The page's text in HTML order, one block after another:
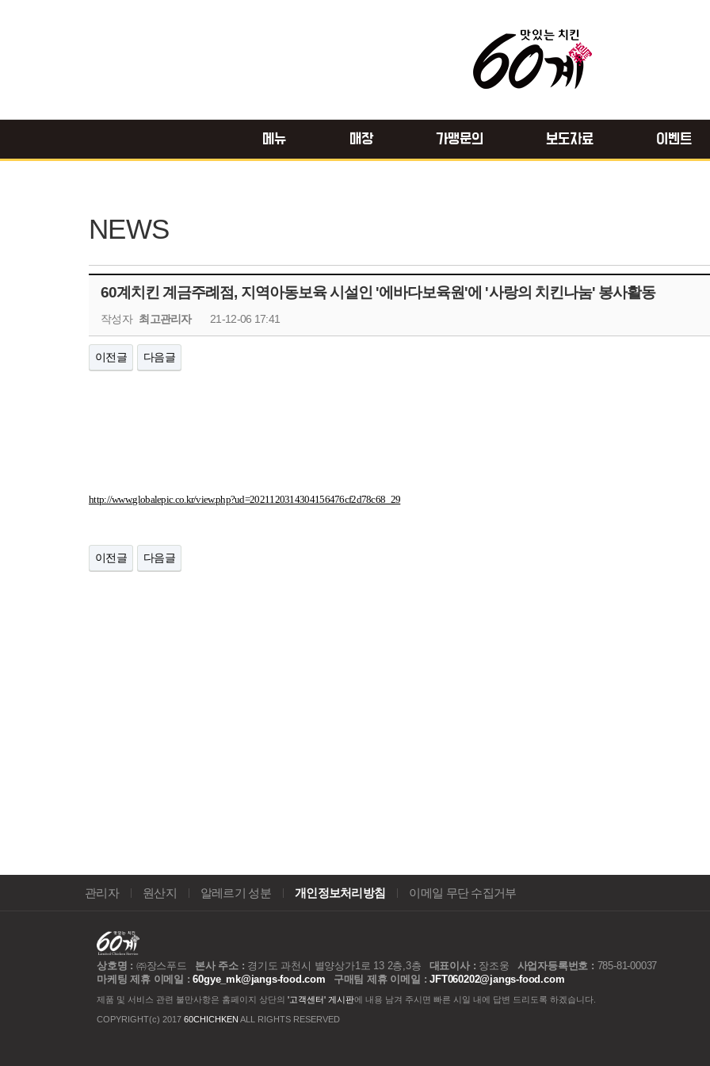
메뉴 매장 가맹문의 보도자료 이벤트
NEWS
60계치킨 계금주례점, 지역아동보육 시설인 '에바다보육원'에 '사랑의 치킨나눔' 봉사활동
작성자 최고관리자 21-12-06 17:41
이전글 다음글
http://www.globalepic.co.kr/view.php?ud=2021120314304156476cf2d78c68_29
이전글 다음글
관리자 원산지 알레르기 성분 개인정보처리방침 이메일 무단 수집거부
상호명 : ㈜장스푸드 본사 주소 : 경기도 과천시 별양상가1로 13 2층,3층 대표이사 : 장조웅 사업자등록번호 : 785-81-00037
마케팅 제휴 이메일 :60gye_mk@jangs-food.com 구매팀 제휴 이메일 :JFT060202@jangs-food.com
제품 및 서비스 관련 불만사항은 홈페이지 상단의 '고객센터' 게시판에 내용 남겨 주시면 빠른 시일 내에 답변 드리도록 하겠습니다.
COPYRIGHT(c) 2017 60CHICHKEN ALL RIGHTS RESERVED